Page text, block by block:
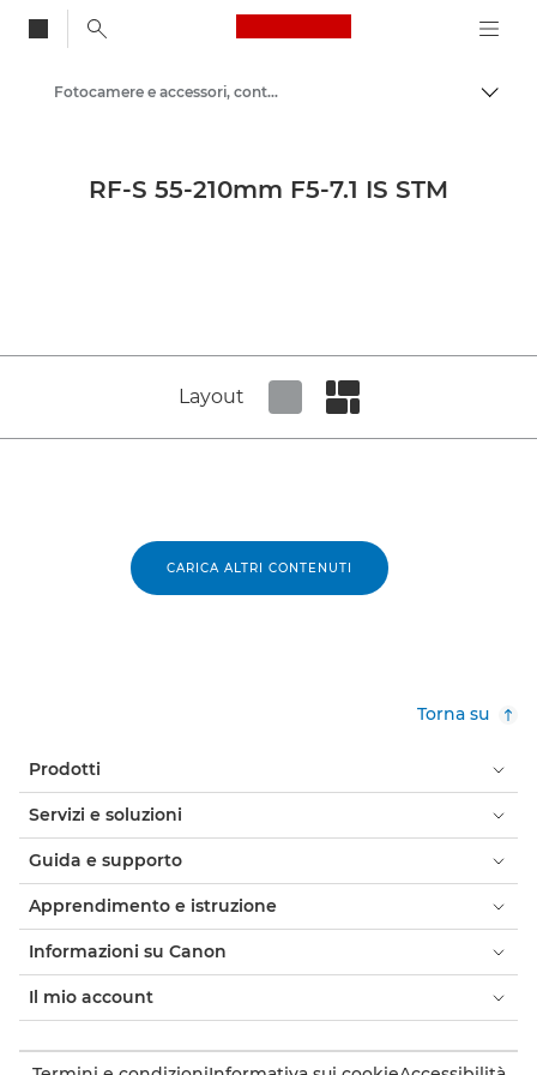
Canon Logo, back
Area stampa
Fotocamere e accessori, contenuti sui prodotti - Area Stampa di Canon
RF-S 55-210mm F5-7.1 IS STM
Layout
CARICA ALTRI CONTENUTI
Torna su
Prodotti
Servizi e soluzioni
Guida e supporto
Apprendimento e istruzione
Informazioni su Canon
Il mio account